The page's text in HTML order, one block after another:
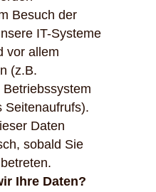
Besuch der
IT-Systeme
vor allem
(z.B.
Seitenaufrufs).
Daten
sobald Sie
Ihre Daten?